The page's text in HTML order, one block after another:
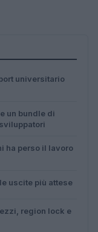
universitario
un bundle di
ha perso il lavoro
uscite più attese
region lock e